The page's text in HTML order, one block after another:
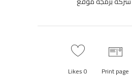
Print page
0